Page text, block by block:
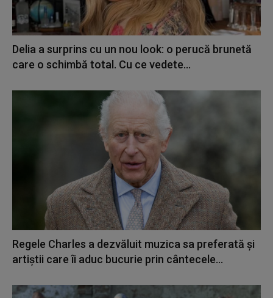
Delia a surprins cu un nou look: o perucă brunetă
care o schimbă total. Cu ce vedete...
Regele Charles a dezvăluit muzica sa preferată și
artiștii care îi aduc bucurie prin cântecele...